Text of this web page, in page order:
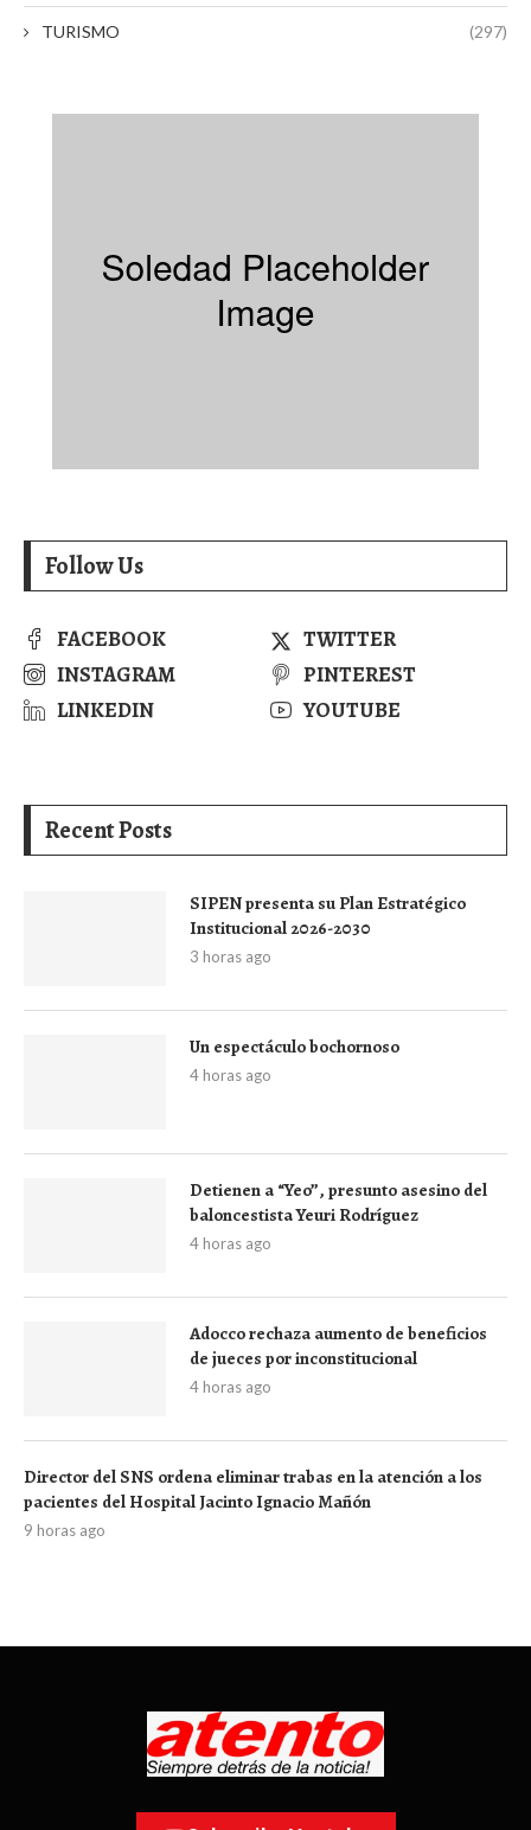
TURISMO (297)
Follow Us
FACEBOOK
TWITTER
INSTAGRAM
PINTEREST
LINKEDIN
YOUTUBE
Recent Posts
SIPEN presenta su Plan Estratégico
Institucional 2026-2030
3 horas ago
Un espectáculo bochornoso
4 horas ago
Detienen a “Yeo”, presunto asesino del
baloncestista Yeuri Rodríguez
4 horas ago
Adocco rechaza aumento de beneficios
de jueces por inconstitucional
4 horas ago
Director del SNS ordena eliminar trabas en la atención a los
pacientes del Hospital Jacinto Ignacio Mañón
9 horas ago